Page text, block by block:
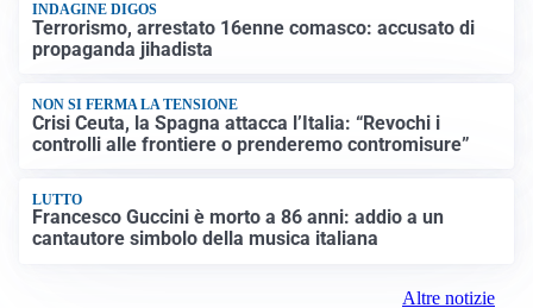
INDAGINE DIGOS
Terrorismo, arrestato 16enne comasco: accusato di
propaganda jihadista
NON SI FERMA LA TENSIONE
Crisi Ceuta, la Spagna attacca l’Italia: “Revochi i
controlli alle frontiere o prenderemo contromisure”
LUTTO
Francesco Guccini è morto a 86 anni: addio a un
cantautore simbolo della musica italiana
Altre notizie